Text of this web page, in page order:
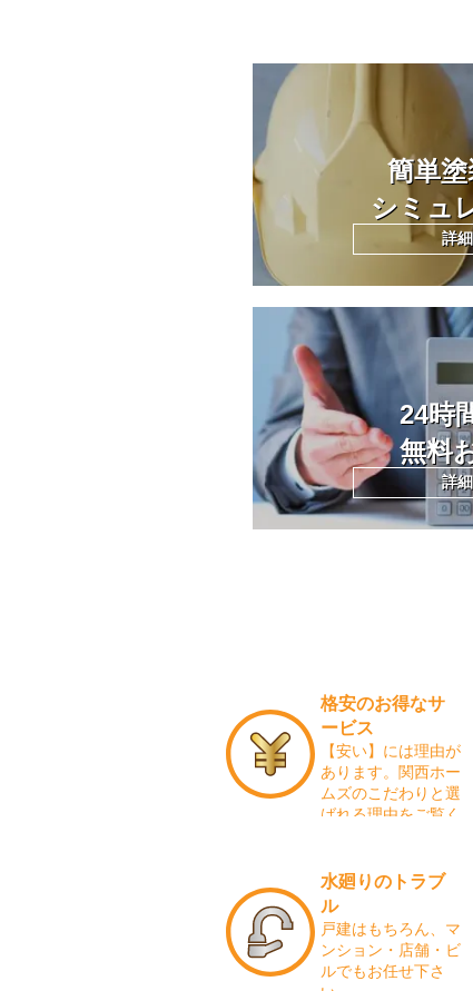
簡単塗
シミュ
詳
24時
無料
詳
格安のお得なサ
ービス
【安い】には理由が
あります。関西ホー
ムズのこだわりと選
ばれる理由をご覧く
水廻りのトラブ
ル
戸建はもちろん、マ
ンション・店舗・ビ
ルでもお任せ下さ